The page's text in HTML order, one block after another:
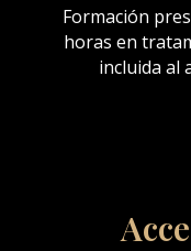
Formación
horas en
incluida al